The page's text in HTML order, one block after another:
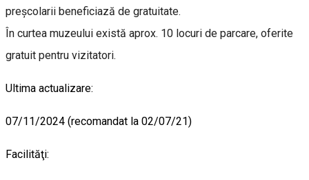
preşcolarii beneficiază de gratuitate.
În curtea muzeului există aprox. 10 locuri de parcare, oferite
gratuit pentru vizitatori.
Ultima actualizare:
07/11/2024 (recomandat la 02/07/21)
Facilităţi: